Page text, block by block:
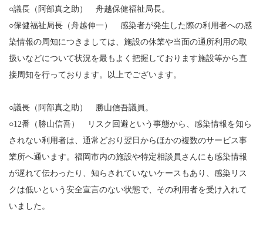
○議長（阿部真之助） 舟越保健福祉局長。
○保健福祉局長（舟越伸一） 感染者が発生した際の利用者への感
染情報の周知につきましては、施設の休業や当面の通所利用の取
扱いなどについて状況を最もよく把握しております施設等から直
接周知を行っております。以上でございます。
○議長（阿部真之助） 勝山信吾議員。
○12番（勝山信吾） リスク回避という事態から、感染情報を知ら
されない利用者は、通常どおり翌日からほかの複数のサービス事
業所へ通います。福岡市内の施設や特定相談員さんにも感染情報
が遅れて伝わったり、知らされていないケースもあり、感染リス
クは低いという安全宣言のない状態で、その利用者を受け入れて
いました。